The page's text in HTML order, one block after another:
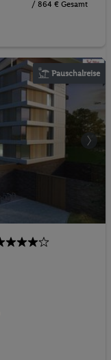
/ 864 € Gesamt
Pauschalreise